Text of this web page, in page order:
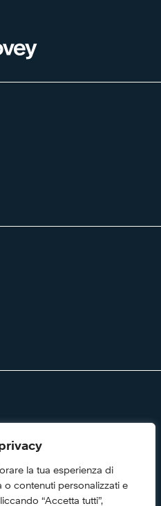
la tua esperienza di
contenuti personalizzati e
“Accetta tutti”,